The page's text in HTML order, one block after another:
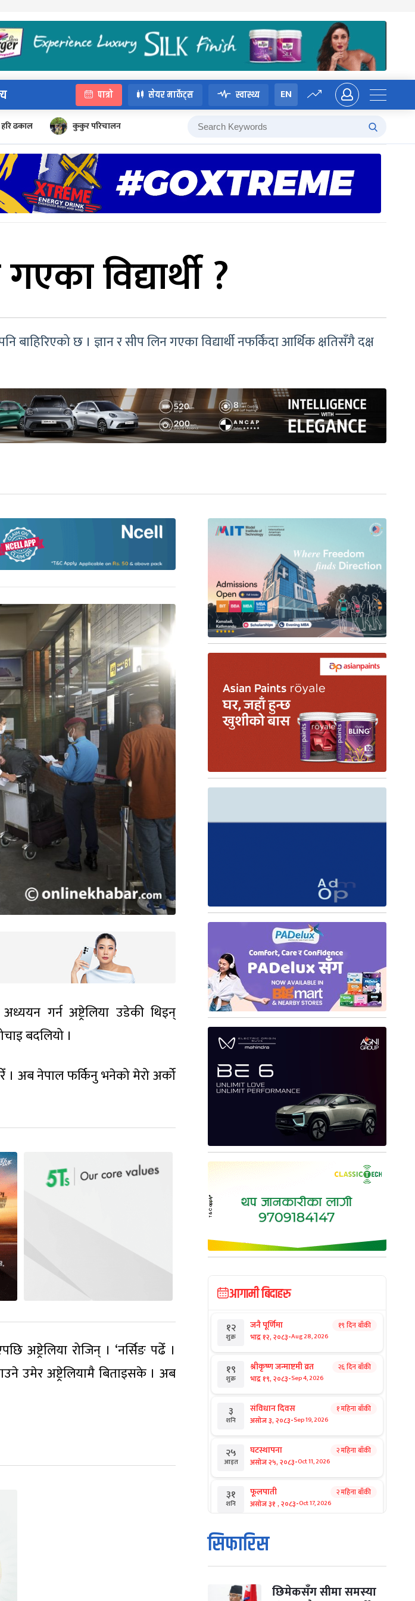
पात्रो सेयर मार्केट्स स्वास्थ्य EN
हरि ढकाल कुकुर परिचालन
विद्यार्थी ?
छ । ज्ञान र सीप लिन गएका विद्यार्थी नफर्किंदा आर्थिक क्षतिसँगै दक्ष
गर्न अष्ट्रेलिया उडेकी थिइन्
बदलियो ।
। अब नेपाल फर्किनु भनेको मेरो अर्को
अष्ट्रेलिया रोजिन् । ‘नर्सिङ पढेँ ।
उमेर अष्ट्रेलियामै बिताइसके । अब
आगामी बिदाहरु
१२
शुक्र
जनै पूर्णिमा
भाद्र १२, २०८३-Aug 28, 2026
१९ दिन बाँकी
१९
शुक्र
श्रीकृष्ण जन्माष्टमी व्रत
भाद्र १९, २०८३-Sep 4, 2026
२६ दिन बाँकी
३
शनि
संविधान दिवस
असोज ३, २०८३-Sep 19, 2026
१ महिना बाँकी
२५
आइत
घटस्थापना
असोज २५, २०८३-Oct 11, 2026
२ महिना बाँकी
३१
शनि
फूलपाती
असोज ३१ , २०८३-Oct 17, 2026
२ महिना बाँकी
१
आइत
कार्तिक सङ्क्रान्ति
कार्तिक १, २०८३
मंगल कार्तिक ३, २०८३-Oct 20, 2026
सिफारिस
छिमेकसँग सीमा समस्या